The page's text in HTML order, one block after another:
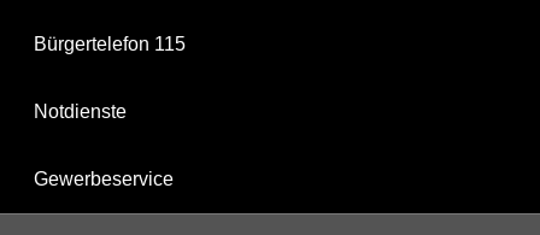
Bürgertelefon 115
Notdienste
Gewerbeservice